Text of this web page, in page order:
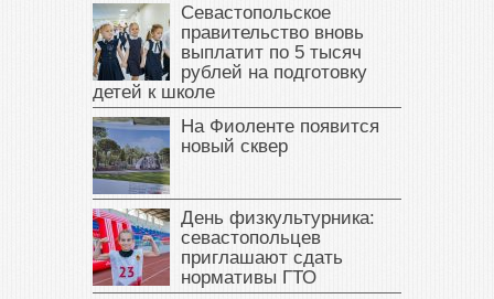
Севастопольское
правительство вновь
выплатит по 5 тысяч
рублей на подготовку
детей к школе
На Фиоленте появится
новый сквер
День физкультурника:
севастопольцев
приглашают сдать
нормативы ГТО